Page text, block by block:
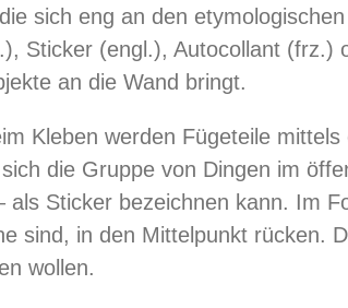
sich eng an den
Sticker (engl.), Autocollant (frz.)
an die Wand bringt.
Kleben werden Fügeteile
die Gruppe von Dingen im
als Sticker bezeichnen kann. Im
sind, in den Mittelpunkt rücken.
wollen.